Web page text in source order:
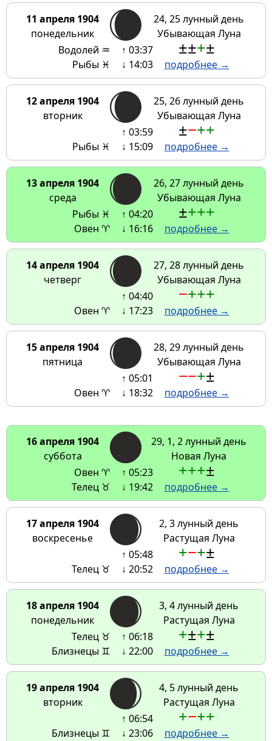
11 апреля 1904
понедельник
24, 25 лунный день
Убывающая Луна
Водолей ♒
Рыбы ♓
↑ 03:37
↓ 14:03
±±+±
подробнее →
12 апреля 1904
вторник
25, 26 лунный день
Убывающая Луна
Рыбы ♓
↑ 03:59
↓ 15:09
±−++
подробнее →
13 апреля 1904
среда
26, 27 лунный день
Убывающая Луна
Рыбы ♓
Овен ♈
↑ 04:20
↓ 16:16
±+++
подробнее →
14 апреля 1904
четверг
27, 28 лунный день
Убывающая Луна
Овен ♈
↑ 04:40
↓ 17:23
−+++
подробнее →
15 апреля 1904
пятница
28, 29 лунный день
Убывающая Луна
Овен ♈
↑ 05:01
↓ 18:32
−−+±
подробнее →
16 апреля 1904
суббота
29, 1, 2 лунный день
Новая Луна
Овен ♈
Телец ♉
↑ 05:23
↓ 19:42
+++±
подробнее →
17 апреля 1904
воскресенье
2, 3 лунный день
Растущая Луна
Телец ♉
↑ 05:48
↓ 20:52
+−+±
подробнее →
18 апреля 1904
понедельник
3, 4 лунный день
Растущая Луна
Телец ♉
Близнецы ♊
↑ 06:18
↓ 22:00
+±+±
подробнее →
19 апреля 1904
вторник
4, 5 лунный день
Растущая Луна
Близнецы ♊
↑ 06:54
↓ 23:06
+−++
подробнее →